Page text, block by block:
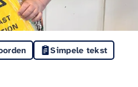
Simpele tekst